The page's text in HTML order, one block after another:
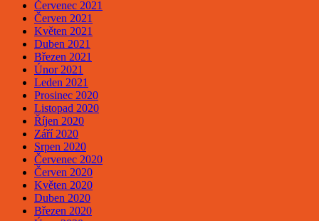
Červenec 2021
Červen 2021
Květen 2021
Duben 2021
Březen 2021
Únor 2021
Leden 2021
Prosinec 2020
Listopad 2020
Říjen 2020
Září 2020
Srpen 2020
Červenec 2020
Červen 2020
Květen 2020
Duben 2020
Březen 2020